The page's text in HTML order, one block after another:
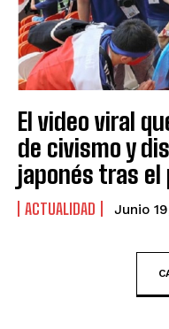
El video viral
de civismo y
japonés tras el
ACTUALIDAD Junio